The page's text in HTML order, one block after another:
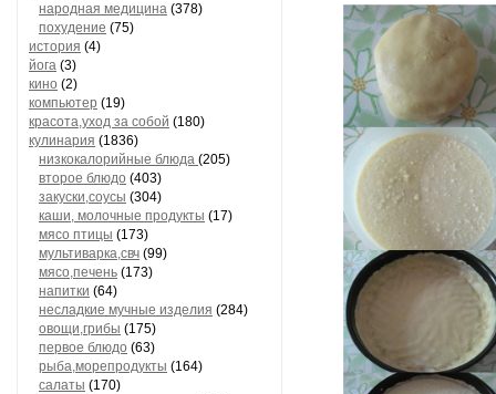
народная медицина (378)
похудение (75)
история (4)
йога (3)
кино (2)
компьютер (19)
красота,уход за собой (180)
кулинария (1836)
низкокалорийные блюда (205)
второе блюдо (403)
закуски,соусы (304)
каши, молочные продукты (17)
мясо птицы (173)
мультиварка,свч (99)
мясо,печень (173)
напитки (64)
несладкие мучные изделия (284)
овощи,грибы (175)
первое блюдо (63)
рыба,морепродукты (164)
салаты (170)